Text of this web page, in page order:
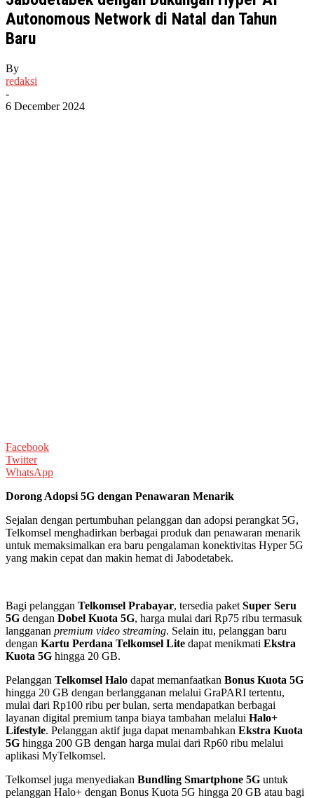
Autonomous Network di Natal dan Tahun
Baru
By
redaksi
-
6 December 2024
Facebook
Twitter
WhatsApp
Dorong Adopsi 5G dengan Penawaran Menarik
Sejalan dengan pertumbuhan pelanggan dan adopsi perangkat 5G,
Telkomsel menghadirkan berbagai produk dan penawaran menarik
untuk memaksimalkan era baru pengalaman konektivitas Hyper 5G
yang makin cepat dan makin hemat di Jabodetabek.
Bagi pelanggan Telkomsel Prabayar, tersedia paket Super Seru
5G dengan Dobel Kuota 5G, harga mulai dari Rp75 ribu termasuk
langganan premium video streaming. Selain itu, pelanggan baru
dengan Kartu Perdana Telkomsel Lite dapat menikmati Ekstra
Kuota 5G hingga 20 GB.
Pelanggan Telkomsel Halo dapat memanfaatkan Bonus Kuota 5G
hingga 20 GB dengan berlangganan melalui GraPARI tertentu,
mulai dari Rp100 ribu per bulan, serta mendapatkan berbagai
layanan digital premium tanpa biaya tambahan melalui Halo+
Lifestyle. Pelanggan aktif juga dapat menambahkan Ekstra Kuota
5G hingga 200 GB dengan harga mulai dari Rp60 ribu melalui
aplikasi MyTelkomsel.
Telkomsel juga menyediakan Bundling Smartphone 5G untuk
pelanggan Halo+ dengan Bonus Kuota 5G hingga 20 GB atau bagi